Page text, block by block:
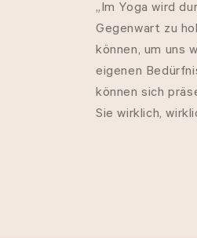
l
u
n
„Im Yoga wird
Gegenwart zu
können, um uns
eigenen
können sich
Sie wirklich,